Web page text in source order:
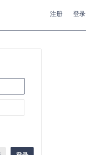
注册 登录